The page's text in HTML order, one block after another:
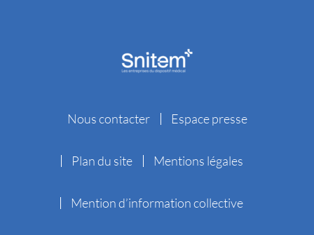
Nous contacter Espace presse
Plan du site Mentions légales
Mention d’information collective